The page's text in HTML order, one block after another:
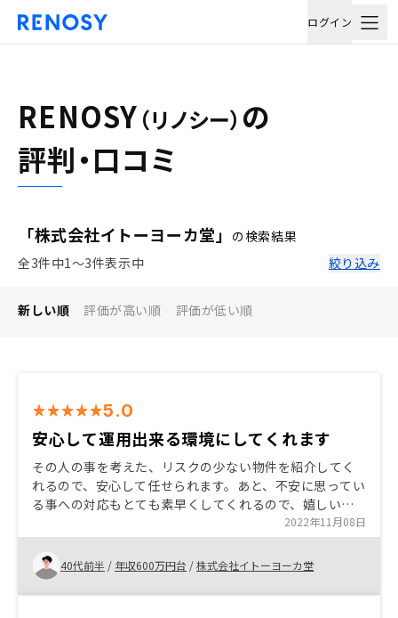
ログイン
RENOSY （リノシー） の
評判・口コミ
「株式会社イトーヨーカ堂」 の検索結果
全3件中1〜3件表示中
絞り込み
新しい順 評価が高い順 評価が低い順
5.0
安心して運用出来る環境にしてくれます
その人の事を考えた、リスクの少ない物件を紹介してく
れるので、安心して任せられます。あと、不安に思ってい
る事への対応もとても素早くしてくれるので、嬉しいと
感じました。こちらの手間は出来るだけ少なくしてくれ
るので、時間も作りやすいです。
2022年11月08日
40代前半 / 年収600万円台 /株式会社イトーヨーカ堂